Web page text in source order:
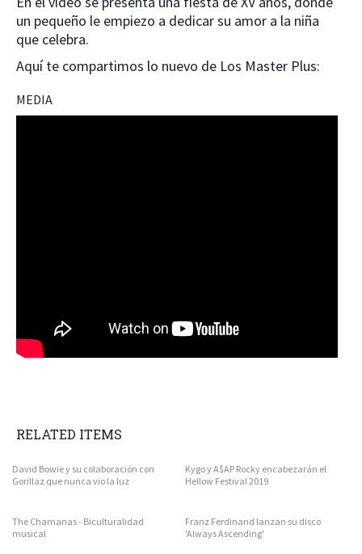
un pequeño le empiezo a dedicar su amor a la niña
que celebra.
Aquí te compartimos lo nuevo de Los Master Plus:
MEDIA
RELATED ITEMS
David Bowie y su colaboración con
Gorillaz que nunca vio la luz
Kygo y A$AP Rocky encabezarán el
Hellow Festival 2019
The Chamanas - Biculturalidad
musical
Franz Ferdinand lanzan su disco
'Always Ascending'